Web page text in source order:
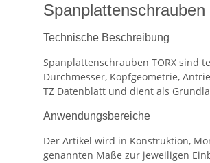
Technische Beschreibung
Spanplattenschrauben TORX sind
Durchmesser, Kopfgeometrie,
TZ Datenblatt und dient als
Anwendungsbereiche
Der Artikel wird in Konstruktion,
genannten Maße zur jeweiligen